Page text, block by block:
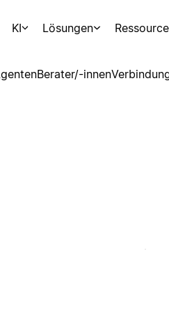
KI Lösungen
Berater/-innen